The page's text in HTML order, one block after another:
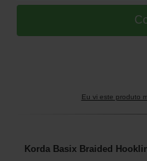
Eu vi este produto
Korda Basix Braided